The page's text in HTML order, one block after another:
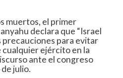
muertos, el primer
declara que “Israel
precauciones para evitar
cualquier ejército en la
ante el congreso
julio.